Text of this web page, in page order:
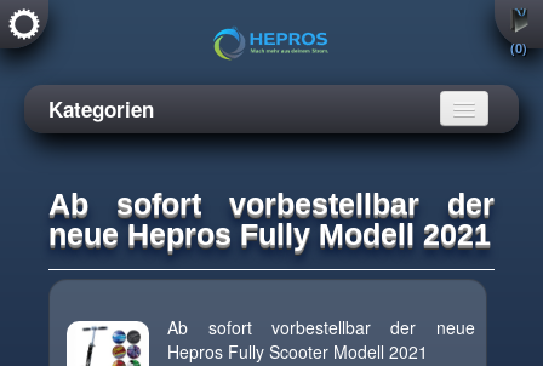
(0)
Kategorien
Wallboxen
Ab sofort vorbestellbar der
neue Hepros Fully Modell 2021
Ab sofort vorbestellbar der neue
Hepros Fully Scooter Modell 2021